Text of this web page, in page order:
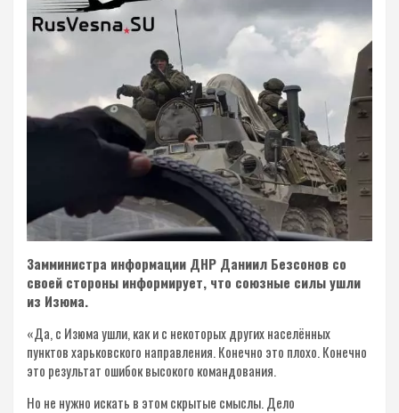
Замминистра информации ДНР Даниил Безсонов со
своей стороны информирует, что союзные силы ушли
из Изюма.
«Да, с Изюма ушли, как и с некоторых других населённых
пунктов харьковского направления. Конечно это плохо. Конечно
это результат ошибок высокого командования.
Но не нужно искать в этом скрытые смыслы. Дело